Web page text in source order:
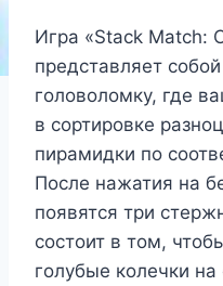
Игра «Stack Match:
представляет
головоломку, где
в сортировке
пирамидки по
После нажатия на
появятся три
состоит в том,
голубые колечки